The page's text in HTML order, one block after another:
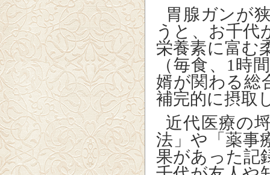
胃腺ガンが
うと、お千代
栄養素に富む
（毎食、 1 時
婿が関わる総
補完的に摂取
近代医療の
法」や「薬事
果があった記